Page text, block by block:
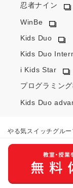
忍者ナイン
WinBe
Kids Duo
Kids Duo
i Kids Star
プログラミン
Kids Duo
やる気スイッチグル
カスタマーハラスメ
© YARUKI